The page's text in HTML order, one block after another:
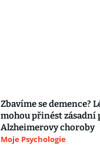
Zbavíme se demence?
mohou přinést zásadní
Alzheimerovy choroby
Moje Psychologie